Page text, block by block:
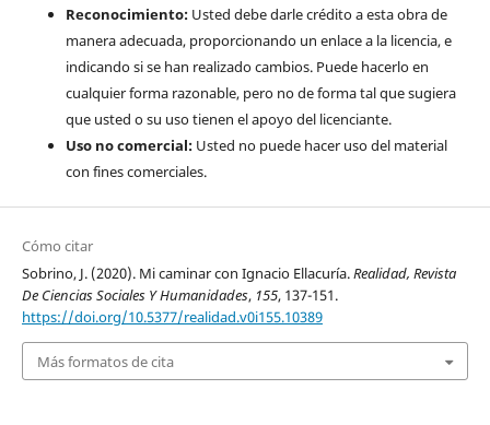
Reconocimiento:Usted debe darle crédito a esta obra de
manera adecuada, proporcionando un enlace a la licencia, e
indicando si se han realizado cambios. Puede hacerlo en
cualquier forma razonable, pero no de forma tal que sugiera
que usted o su uso tienen el apoyo del licenciante.
Uso no comercial:Usted no puede hacer uso del material
con fines comerciales.
Cómo citar
Sobrino, J. (2020). Mi caminar con Ignacio Ellacuría.Realidad, Revista
De Ciencias Sociales Y Humanidades, 155, 137-151.
https://doi.org/10.5377/realidad.v0i155.10389
Más formatos de cita